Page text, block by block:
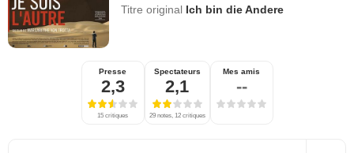
Titre original Ich bin die Andere
Presse
2,3
15 critiques
Spectateurs
2,1
29 notes, 12 critiques
Mes amis
--